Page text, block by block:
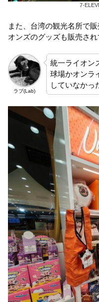
7-
また、台湾の観光名所で
オンズのグッズも販売され
ラブ(Lab)
統一ライオン
球場かオンラ
していなかっ